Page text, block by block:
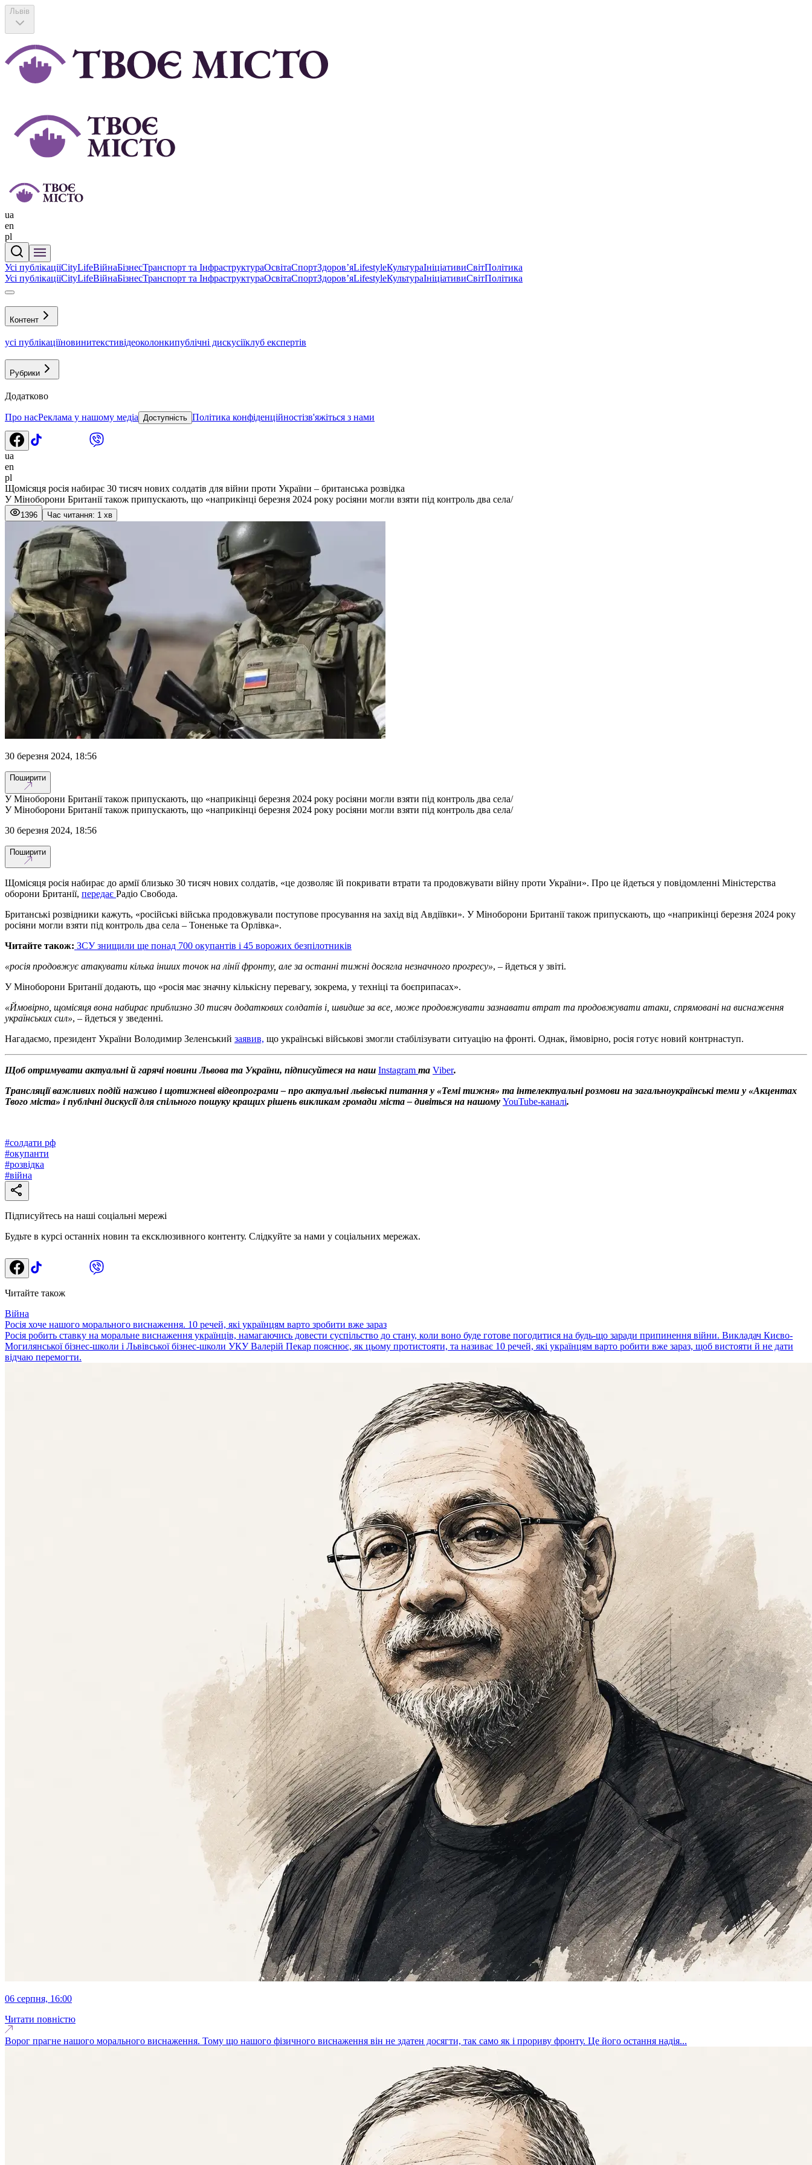
Львів
ua
en
pl
Усі публікаціїCityLifeВійнаБізнесТранспорт та ІнфраструктураОсвітаСпортЗдоровʼяLifestyleКультураІніціативиСвітПолітика
Усі публікаціїCityLifeВійнаБізнесТранспорт та ІнфраструктураОсвітаСпортЗдоровʼяLifestyleКультураІніціативиСвітПолітика
Контент
усі публікаціїновинитекстивідеоколонкипублічні дискусіїклуб експертів
Рубрики
Додатково
Про насРеклама у нашому медіа Доступність Політика конфіденційностізв'яжіться з нами
ua
en
pl
Щомісяця росія набирає 30 тисяч нових солдатів для війни проти України – британська розвідка
У Міноборони Британії також припускають, що «наприкінці березня 2024 року росіяни могли взяти під контроль два села/
1396 Час читання: 1 хв
30 березня 2024, 18:56
Поширити
У Міноборони Британії також припускають, що «наприкінці березня 2024 року росіяни могли взяти під контроль два села/
У Міноборони Британії також припускають, що «наприкінці березня 2024 року росіяни могли взяти під контроль два села/
30 березня 2024, 18:56
Поширити
Щомісяця росія набирає до армії близько 30 тисяч нових солдатів, «це дозволяє їй покривати втрати та продовжувати війну проти України». Про це йдеться у повідомленні Міністерства
оборони Британії, передає Радіо Свобода.
Британські розвідники кажуть, «російські війська продовжували поступове просування на захід від Авдіївки». У Міноборони Британії також припускають, що «наприкінці березня 2024 року
росіяни могли взяти під контроль два села – Тоненьке та Орлівка».
Читайте також: ЗСУ знищили ще понад 700 окупантів і 45 ворожих безпілотників
«росія продовжує атакувати кілька інших точок на лінії фронту, але за останні тижні досягла незначного прогресу», – йдеться у звіті.
У Міноборони Британії додають, що «росія має значну кількісну перевагу, зокрема, у техніці та боєприпасах».
«Ймовірно, щомісяця вона набирає приблизно 30 тисяч додаткових солдатів і, швидше за все, може продовжувати зазнавати втрат та продовжувати атаки, спрямовані на виснаження
українських сил», – йдеться у зведенні.
Нагадаємо, президент України Володимир Зеленський заявив, що українські військові змогли стабілізувати ситуацію на фронті. Однак, ймовірно, росія готує новий контрнаступ.
Щоб отримувати актуальні й гарячі новини Львова та України, підписуйтеся на наш Instagram та Viber.
Трансляції важливих подій наживо і щотижневі відеопрограми – про актуальні львівські питання у «Темі тижня» та інтелектуальні розмови на загальноукраїнські теми у «Акцентах
Твого міста» і публічні дискусії для спільного пошуку кращих рішень викликам громади міста – дивіться на нашому YouTube-каналі.
#солдати рф
#окупанти
#розвідка
#війна
Підписуйтесь на наші соціальні мережі
Будьте в курсі останніх новин та ексклюзивного контенту. Слідкуйте за нами у соціальних мережах.
Читайте також
Війна
Росія хоче нашого морального виснаження. 10 речей, які українцям варто зробити вже зараз
Росія робить ставку на моральне виснаження українців, намагаючись довести суспільство до стану, коли воно буде готове погодитися на будь-що заради припинення війни. Викладач Києво-
Могилянської бізнес-школи і Львівської бізнес-школи УКУ Валерій Пекар пояснює, як цьому протистояти, та називає 10 речей, які українцям варто робити вже зараз, щоб вистояти й не дати
відчаю перемогти.
06 серпня, 16:00
Читати повністю
Ворог прагне нашого морального виснаження. Тому що нашого фізичного виснаження він не здатен досягти, так само як і прориву фронту. Це його остання надія...